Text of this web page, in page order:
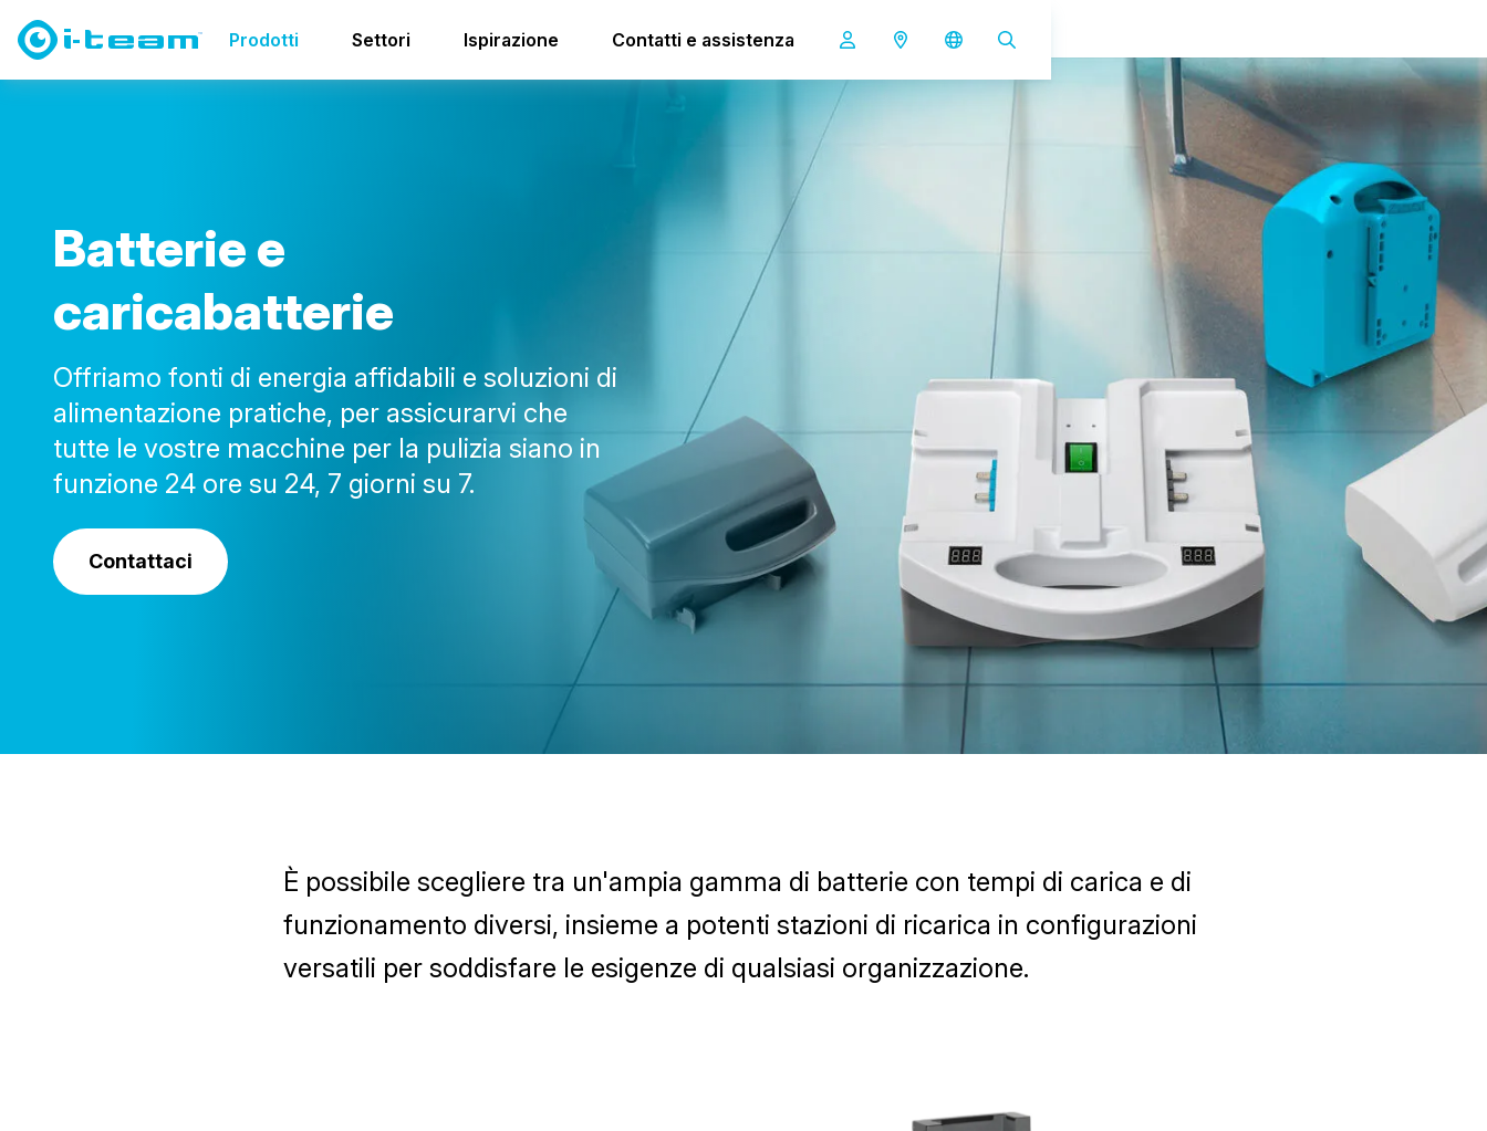
Prodotti Settori Ispirazione Contatti e assistenza
Batterie e caricabatterie
Batteriee
caricabatterie
Offriamo fonti di energia affidabili e soluzioni di
alimentazione pratiche, per assicurarvi che
tutte le vostre macchine per la pulizia siano in
funzione 24 ore su 24, 7 giorni su 7.
Contattaci
È possibile scegliere tra un'ampia gamma di batterie con tempi di carica e di
funzionamento diversi, insieme a potenti stazioni di ricarica in configurazioni
versatili per soddisfare le esigenze di qualsiasi organizzazione.